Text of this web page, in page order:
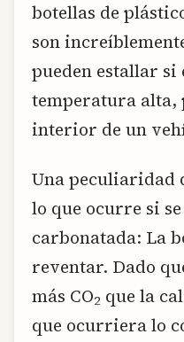
botellas de
son
pueden estallar si
temperatura alta,
interior de un
Una peculiaridad
lo que ocurre si
carbonatada: La
reventar. Dado
más CO2 que la
que ocurriera lo